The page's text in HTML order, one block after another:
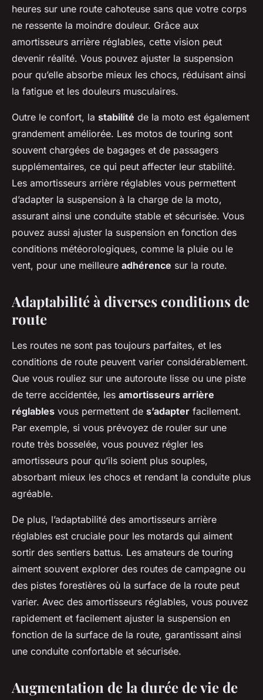
heures sur une route cahoteuse sans que votre corps
ne ressente la moindre douleur. Grâce aux
amortisseurs arrière réglables, cette vision peut
devenir réalité. Vous pouvez ajuster la suspension
pour qu’elle absorbe mieux les chocs, réduisant ainsi
la fatigue et les douleurs musculaires.
Outre le confort, la stabilité de la moto est également
grandement améliorée. Les motos de touring sont
souvent chargées de bagages et de passagers
supplémentaires, ce qui peut affecter leur stabilité.
Les amortisseurs arrière réglables vous permettent
d’adapter la suspension à la charge de la moto,
assurant ainsi une conduite stable et sécurisée. Vous
pouvez aussi ajuster la suspension en fonction des
conditions météorologiques, comme la pluie ou le
vent, pour une meilleure adhérence sur la route.
Adaptabilité à diverses conditions de
route
Les routes ne sont pas toujours parfaites, et les
conditions de route peuvent varier considérablement.
Que vous rouliez sur une autoroute lisse ou une piste
de terre accidentée, les amortisseurs arrière
réglables vous permettent de s’adapter facilement.
Par exemple, si vous prévoyez de rouler sur une
route très bosselée, vous pouvez régler les
amortisseurs pour qu’ils soient plus souples,
absorbant mieux les chocs et rendant la conduite plus
agréable.
De plus, l’adaptabilité des amortisseurs arrière
réglables est cruciale pour les motards qui aiment
sortir des sentiers battus. Les amateurs de touring
aiment souvent explorer des routes de campagne ou
des pistes forestières où la surface de la route peut
varier. Avec des amortisseurs réglables, vous pouvez
rapidement et facilement ajuster la suspension en
fonction de la surface de la route, garantissant ainsi
une conduite confortable et sécurisée.
Augmentation de la durée de vie de